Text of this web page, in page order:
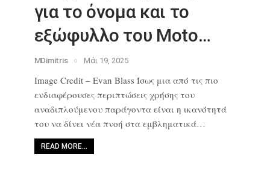
για το όνομακαι το
εξώφυλλο του Moto…
MDimitris Μάι 19, 2025
Image Credit – Evan Blass Ίσως μια από τις πιο
ενδιαφέρουσες περιπτώσειςχρήσης του
αναδιπλούμενου παράγονταείναι η ικανότητά
του να δίνει νέαπνοή στα εμβληματικά…
READ MORE…